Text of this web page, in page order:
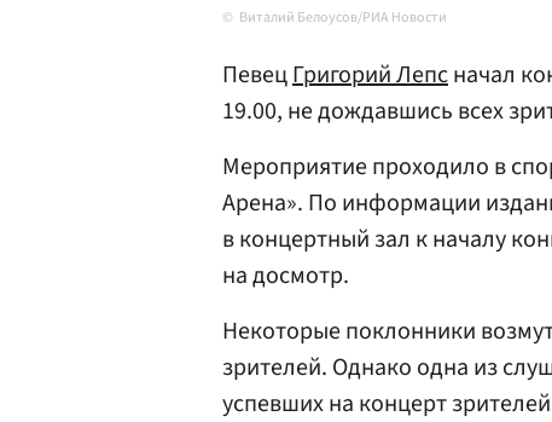
Виталий Белоусов/РИА Новости
ПевецГригорий Лепсначал
19.00, не дождавшись всех
Мероприятие проходило в
Арена». По информации
в концертный зал к началу
на досмотр.
Некоторые поклонники
зрителей. Однако одна из
успевших на концерт